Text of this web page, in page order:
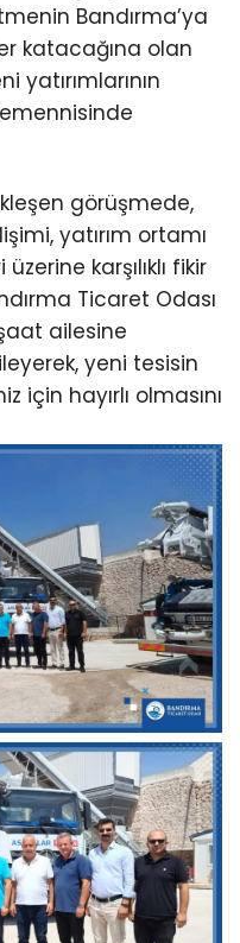
Bandırma’ya
katacağına olan
yatırımlarının
görüşmede,
yatırım ortamı
karşılıklı fikir
Ticaret Odası
ailesine
yeni tesisin
hayırlı olmasını